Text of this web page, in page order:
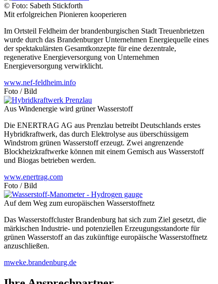
© Foto: Sabeth Stickforth
Mit erfolgreichen Pionieren kooperieren
Im Ortsteil Feldheim der brandenburgischen Stadt Treuenbrietzen
wurde durch das Brandenburger Unternehmen Energiequelle eines
der spektakulärsten Gesamtkonzepte für eine dezentrale,
regenerative Energieversorgung von Unternehmen
Energieversorgung verwirklicht.
www.nef-feldheim.info
Foto / Bild
Aus Windenergie wird grüner Wasserstoff
Die ENERTRAG AG aus Prenzlau betreibt Deutschlands erstes
Hybridkraftwerk, das durch Elektrolyse aus überschüssigem
Windstrom grünen Wasserstoff erzeugt. Zwei angrenzende
Blockheizkraftwerke können mit einem Gemisch aus Wasserstoff
und Biogas betrieben werden.
www.enertrag.com
Foto / Bild
Auf dem Weg zum europäischen Wasserstoffnetz
Das Wasserstoffcluster Brandenburg hat sich zum Ziel gesetzt, die
märkischen Industrie- und potenziellen Erzeugungsstandorte für
grünen Wasserstoff an das zukünftige europäische Wasserstoffnetz
anzuschließen.
mweke.brandenburg.de